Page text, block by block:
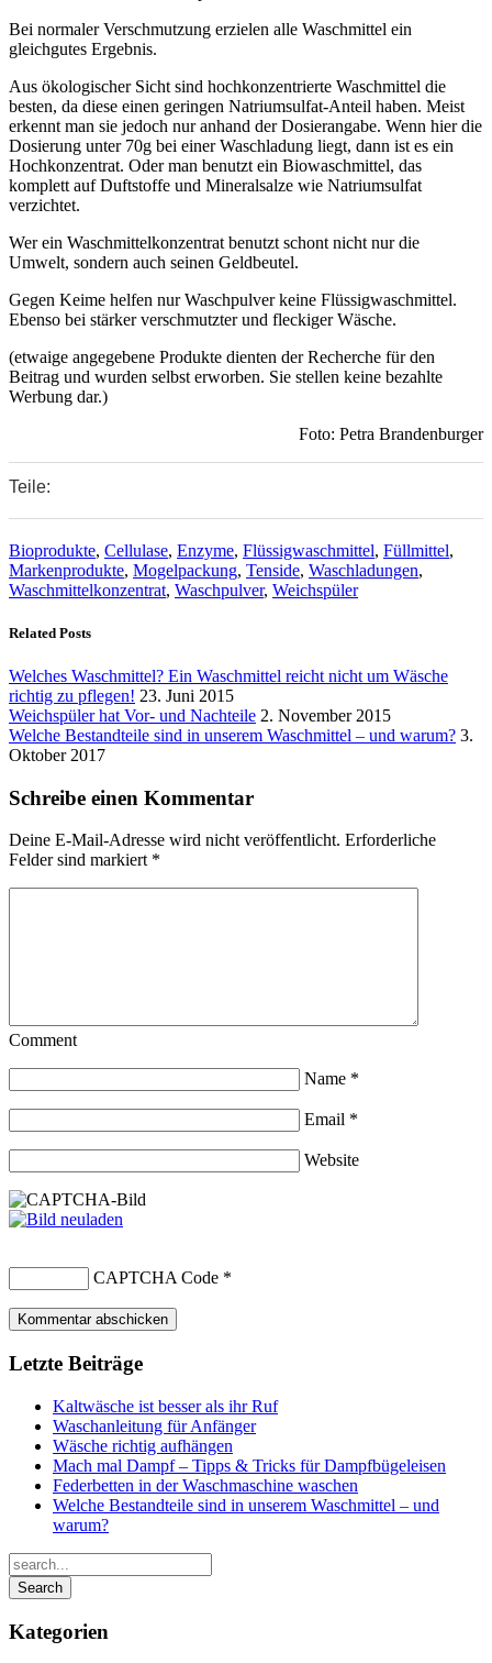
Bei normaler Verschmutzung erzielen alle Waschmittel ein
gleichgutes Ergebnis.
Aus ökologischer Sicht sind hochkonzentrierte Waschmittel die
besten, da diese einen geringen Natriumsulfat-Anteil haben. Meist
erkennt man sie jedoch nur anhand der Dosierangabe. Wenn hier die
Dosierung unter 70g bei einer Waschladung liegt, dann ist es ein
Hochkonzentrat. Oder man benutzt ein Biowaschmittel, das
komplett auf Duftstoffe und Mineralsalze wie Natriumsulfat
verzichtet.
Wer ein Waschmittelkonzentrat benutzt schont nicht nur die
Umwelt, sondern auch seinen Geldbeutel.
Gegen Keime helfen nur Waschpulver keine Flüssigwaschmittel.
Ebenso bei stärker verschmutzter und fleckiger Wäsche.
(etwaige angegebene Produkte dienten der Recherche für den
Beitrag und wurden selbst erworben. Sie stellen keine bezahlte
Werbung dar.)
Foto: Petra Brandenburger
Teile:
Bioprodukte, Cellulase, Enzyme, Flüssigwaschmittel, Füllmittel,
Markenprodukte, Mogelpackung, Tenside, Waschladungen,
Waschmittelkonzentrat, Waschpulver, Weichspüler
Related Posts
Welches Waschmittel? Ein Waschmittel reicht nicht um Wäsche
richtig zu pflegen! 23. Juni 2015
Weichspüler hat Vor- und Nachteile 2. November 2015
Welche Bestandteile sind in unserem Waschmittel – und warum? 3.
Oktober 2017
Schreibe einen Kommentar
Deine E-Mail-Adresse wird nicht veröffentlicht. Erforderliche
Felder sind markiert *
Comment
Name *
Email *
Website
CAPTCHA Code *
Letzte Beiträge
Kaltwäsche ist besser als ihr Ruf
Waschanleitung für Anfänger
Wäsche richtig aufhängen
Mach mal Dampf – Tipps & Tricks für Dampfbügeleisen
Federbetten in der Waschmaschine waschen
Welche Bestandteile sind in unserem Waschmittel – und
warum?
Kategorien